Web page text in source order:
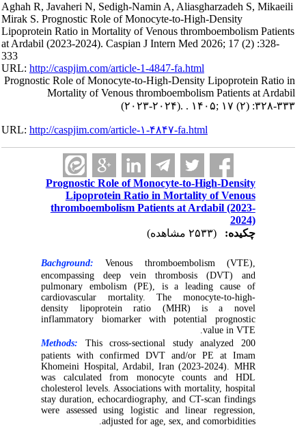
Aghah R, Javaheri N, Sedigh-Namin A, Aliasgharzadeh S, Mikaeili
Mirak S. Prognostic Role of Monocyte-to-High-Density
Lipoprotein Ratio in Mortality of Venous thromboembolism Patients
at Ardabil (2023-2024). Caspian J Intern Med 2026; 17 (2) :328-
333
URL:http://caspjim.com/article-1-4847-fa.html
Prognostic Role of Monocyte-to-High-Density Lipoprotein Ratio in
Mortality of Venous thromboembolism Patients at Ardabil
(۲۰۲۳-۲۰۲۴). . ۱۴۰۵; ۱۷ (۲) :۳۲۸-۳۳۳
URL:http://caspjim.com/article-۱-۴۸۴۷-fa.html
Prognostic Role of Monocyte-to-High-Density
Lipoprotein Ratio in Mortality of Venous
thromboembolism Patients at Ardabil (2023-
2024)
چکیده:
Bachground:
Venous thromboembolism (VTE),
encompassing deep vein thrombosis (DVT) and
pulmonary embolism (PE), is a leading cause of
cardiovascular mortality. The monocyte-to-high-
density lipoprotein ratio (MHR) is a novel
inflammatory biomarker with potential prognostic
value in VTE.
Methods:
This cross-sectional study analyzed 200
patients with confirmed DVT and/or PE at Imam
Khomeini Hospital, Ardabil, Iran (2023-2024). MHR
was calculated from monocyte counts and HDL
cholesterol levels. Associations with mortality, hospital
stay duration, echocardiography, and CT-scan findings
were assessed using logistic and linear regression,
adjusted for age, sex, and comorbidities.